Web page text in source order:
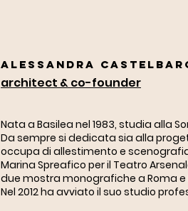
Alessandra
architect & co-founder
Nata a Basilea nel 1983, studia alla
Da sempre si dedicata sia alla
occupa di allestimento e
Marina Spreafico per il Teatro
due mostra monografiche a Roma e
Nel 2012 ha avviato il suo studio